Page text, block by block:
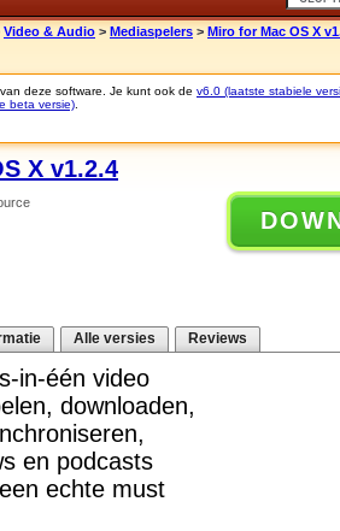
Video & Audio > Mediaspelers > Miro for Mac OS X
deze software. Je kunt ook de v6.0 (laatste stabiele
beta versie)
X v1.2.4
Alle versies Reviews
in-één video
downloaden,
en podcasts
echte must